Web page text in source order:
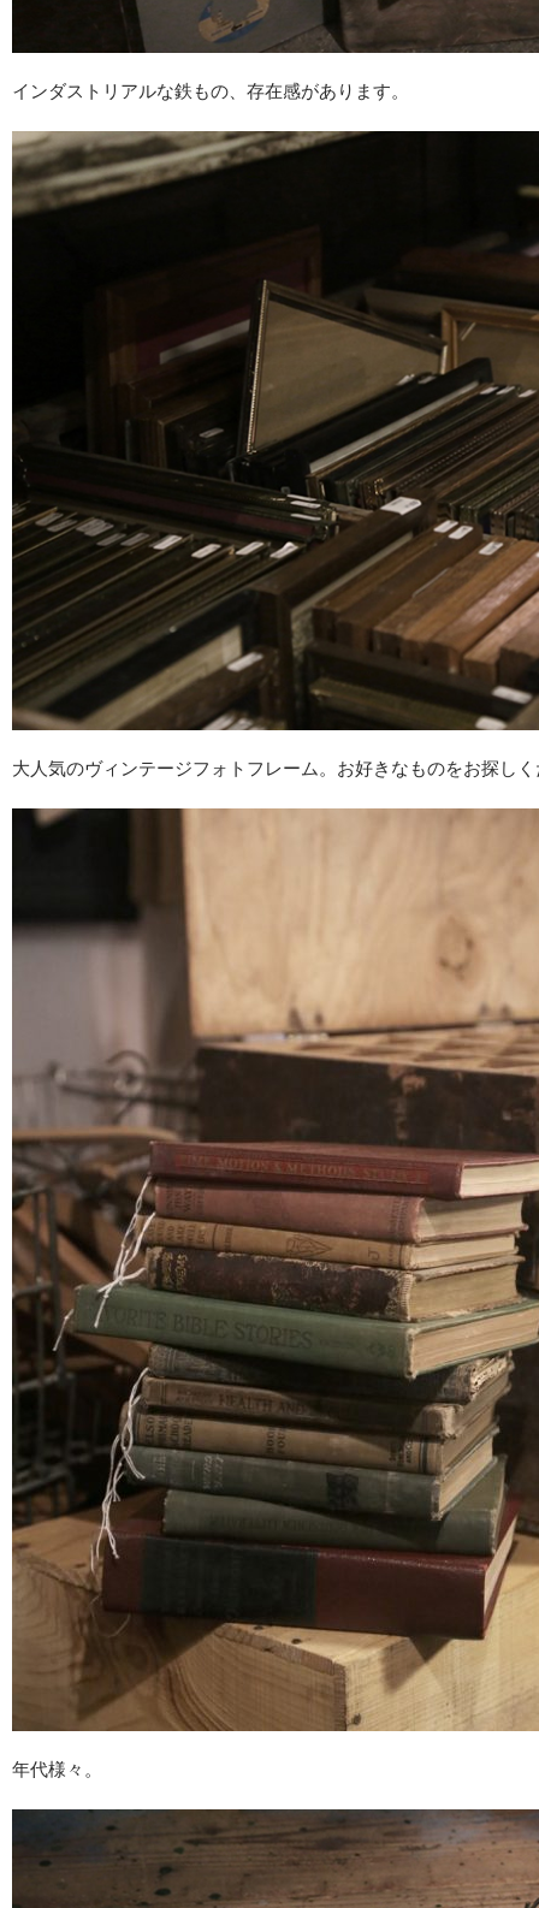
インダストリアルな鉄もの、存在感があります。
大人気のヴィンテージフォトフレーム。お好きなものをお探し
年代様々。